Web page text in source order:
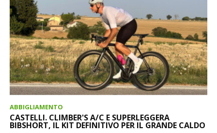
ABBIGLIAMENTO
CASTELLI. CLIMBER'S A/C E SUPERLEGGERA
BIBSHORT, IL KIT DEFINITIVO PER IL GRANDE CALDO